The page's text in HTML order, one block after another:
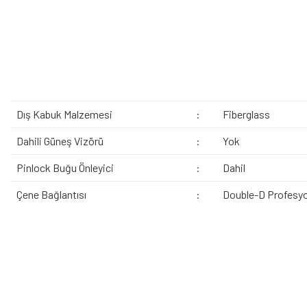
Dış Kabuk Malzemesi : Fiberglass
Dahili Güneş Vizörü : Yok
Pinlock Buğu Önleyici : Dahil
Çene Bağlantısı : Double-D